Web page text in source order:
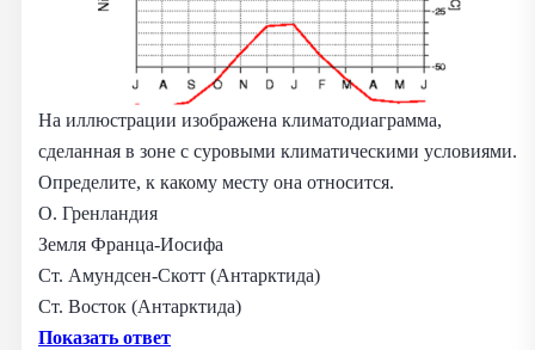
На иллюстрации изображена климатодиаграмма,
сделанная в зоне с суровыми климатическими условиями.
Определите, к какому месту она относится.
О. Гренландия
Земля Франца-Иосифа
Ст. Амундсен-Скотт (Антарктида)
Ст. Восток (Антарктида)
Показать ответ